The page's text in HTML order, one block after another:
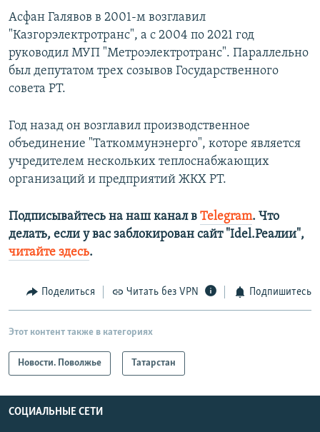
Асфан Галявов в 2001-м возглавил
"Казгорэлектротранс", а с 2004 по 2021 год
руководил МУП "Метроэлектротранс". Параллельно
был депутатом трех созывов Государственного
совета РТ.
Год назад он возглавил производственное
объединение "Таткоммунэнерго", которе является
учредителем нескольких теплоснабжающих
организаций и предприятий ЖКХ РТ.
Подписывайтесь на наш канал в Telegram. Что
делать, если у вас заблокирован сайт "Idel.Реалии",
читайте здесь.
Поделиться Читать без VPN Подпишитесь
Этот контент также в категориях
Новости. Поволжье Татарстан
СОЦИАЛЬНЫЕ СЕТИ